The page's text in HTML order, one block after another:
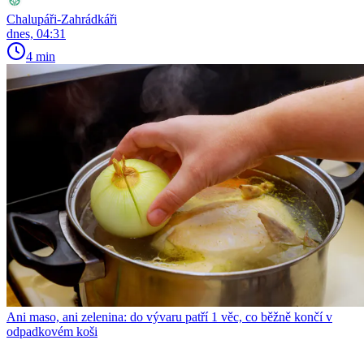
Chalupáři-Zahrádkáři
dnes, 04:31
4 min
Ani maso, ani zelenina: do vývaru patří 1 věc, co běžně končí v
odpadkovém koši